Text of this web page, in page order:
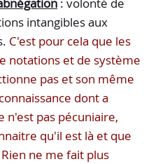
: volonté de
intangibles aux
C'est pour cela que les
notations et de système
pas et son même
dont a
n'est pas pécuniaire,
qu'il est là et que
ne me fait plus